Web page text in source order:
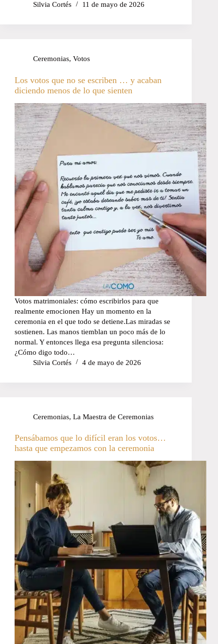
Silvia Cortés 11 de mayo de 2026
Ceremonias, Votos
Los votos que no se escriben … y acaban
diciendo menos de lo que sienten
Votos matrimoniales: cómo escribirlos para que
realmente emocionen Hay un momento en la
ceremonia en el que todo se detiene.Las miradas se
sostienen. Las manos tiemblan un poco más de lo
normal. Y entonces llega esa pregunta silenciosa:
¿Cómo digo todo…
Silvia Cortés
4 de mayo de 2026
Ceremonias, La Maestra de Ceremonias
Pensábamos que lo difícil eran los votos…
hasta que empezamos con la ceremonia